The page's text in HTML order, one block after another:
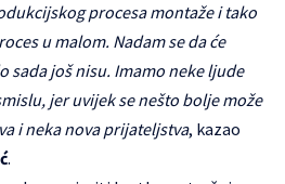
procesa montaže i tako
u malom. Nadam se da će
sada još nisu. Imamo neke ljude
jer uvijek se nešto bolje može
i neka nova prijateljstva, kazao
.